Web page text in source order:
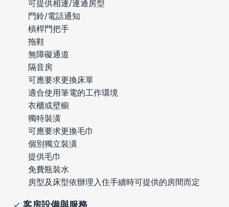
可提供相連/連通房型
門鈴/電話通知
槓桿門把手
拖鞋
無障礙通道
隔音房
可應要求更換床單
適合使用筆電的工作環境
衣櫃或壁櫥
獨特裝潢
可應要求更換毛巾
個別獨立裝潢
提供毛巾
免費瓶裝水
房型及床型依辦理入住手續時可提供的房間而定
客房設備與服務